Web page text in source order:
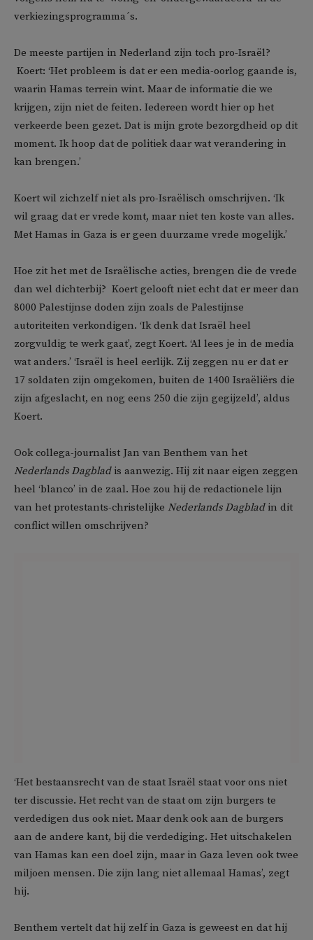
verkiezingsprogramma´s.
De meeste partijen in Nederland zijn toch pro-Israël?
Koert: ‘Het probleem is dat er een media-oorlog gaande is,
waarin Hamas terrein wint. Maar de informatie die we
krijgen, zijn niet de feiten. Iedereen wordt hier op het
verkeerde been gezet. Dat is mijn grote bezorgdheid op dit
moment. Ik hoop dat de politiek daar wat verandering in
kan brengen.’
Koert wil zichzelf niet als pro-Israëlisch omschrijven. ‘Ik
wil graag dat er vrede komt, maar niet ten koste van alles.
Met Hamas in Gaza is er geen duurzame vrede mogelijk.’
Hoe zit het met de Israëlische acties, brengen die de vrede
dan wel dichterbij? Koert gelooft niet echt dat er meer dan
8000 Palestijnse doden zijn zoals de Palestijnse
autoriteiten verkondigen. ‘Ik denk dat Israël heel
zorgvuldig te werk gaat’, zegt Koert. ‘Al lees je in de media
wat anders.’ ‘Israël is heel eerlijk. Zij zeggen nu er dat er
17 soldaten zijn omgekomen, buiten de 1400 Israëliërs die
zijn afgeslacht, en nog eens 250 die zijn gegijzeld’, aldus
Koert.
Ook collega-journalist Jan van Benthem van het
Nederlands Dagbladis aanwezig. Hij zit naar eigen zeggen
heel ‘blanco’ in de zaal. Hoe zou hij de redactionele lijn
van het protestants-christelijke Nederlands Dagbladin dit
conflict willen omschrijven?
‘Het bestaansrecht van de staat Israël staat voor ons niet
ter discussie. Het recht van de staat om zijn burgers te
verdedigen dus ook niet. Maar denk ook aan de burgers
aan de andere kant, bij die verdediging. Het uitschakelen
van Hamas kan een doel zijn, maar in Gaza leven ook twee
miljoen mensen. Die zijn lang niet allemaal Hamas’, zegt
hij.
Benthem vertelt dat hij zelf in Gaza is geweest en dat hij